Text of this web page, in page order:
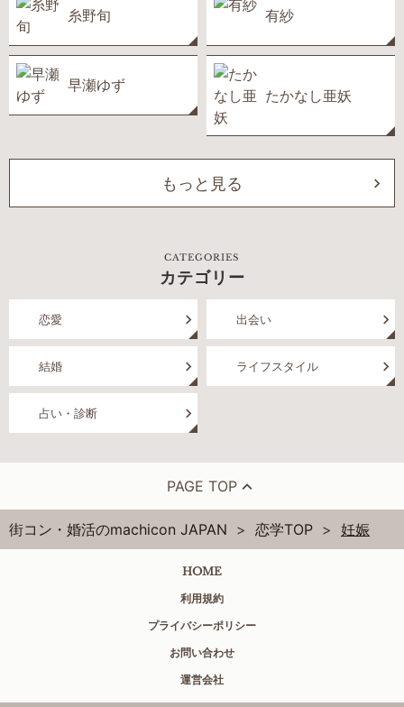
糸野旬 有紗
早瀬ゆず
たかなし亜妖
もっと見る
CATEGORIES
カテゴリー
恋愛 出会い
結婚 ライフスタイル
占い・診断
PAGE TOP
街コン・婚活のmachicon JAPAN 恋学TOP 妊娠
HOME
利用規約
プライバシーポリシー
お問い合わせ
運営会社